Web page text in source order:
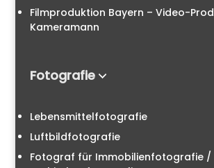
Filmproduktion Bayern – Video-
Kameramann
Fotografie
Lebensmittelfotografie
Luftbildfotografie
Fotograf für Immobilienfotografie /